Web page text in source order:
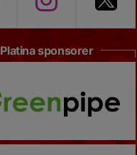
Platina sponsorer